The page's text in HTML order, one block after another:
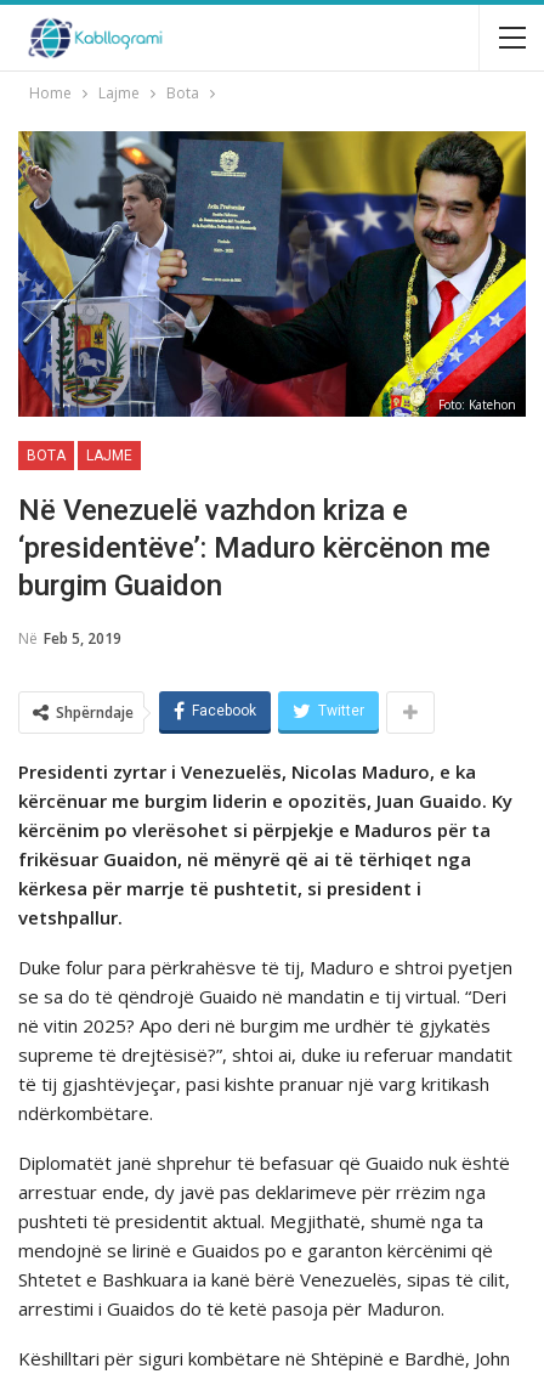
Home Lajme Bota
Foto: Katehon
BOTA LAJME
Në Venezuelë vazhdon kriza e
‘presidentëve’: Maduro kërcënon me
burgim Guaidon
Në Feb 5, 2019
Shpërndaje Facebook Twitter
Presidenti zyrtar i Venezuelës, Nicolas Maduro, e ka
kërcënuar me burgim liderin e opozitës, Juan Guaido. Ky
kërcënim po vlerësohet si përpjekje e Maduros për ta
frikësuar Guaidon, në mënyrë që ai të tërhiqet nga
kërkesa për marrje të pushtetit, si president i
vetshpallur.
Duke folur para përkrahësve të tij, Maduro e shtroi pyetjen
se sa do të qëndrojë Guaido në mandatin e tij virtual. “Deri
në vitin 2025? Apo deri në burgim me urdhër të gjykatës
supreme të drejtësisë?”, shtoi ai, duke iu referuar mandatit
të tij gjashtëvjeçar, pasi kishte pranuar një varg kritikash
ndërkombëtare.
Diplomatët janë shprehur të befasuar që Guaido nuk është
arrestuar ende, dy javë pas deklarimeve për rrëzim nga
pushteti të presidentit aktual. Megjithatë, shumë nga ta
mendojnë se lirinë e Guaidos po e garanton kërcënimi që
Shtetet e Bashkuara ia kanë bërë Venezuelës, sipas të cilit,
arrestimi i Guaidos do të ketë pasoja për Maduron.
Këshilltari për siguri kombëtare në Shtëpinë e Bardhë, John